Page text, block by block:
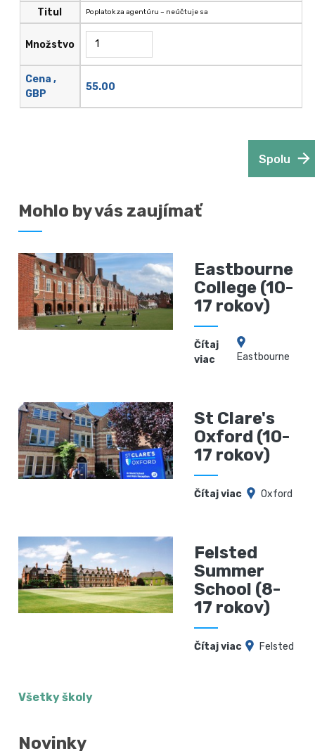
Titul
Množstvo
Cena ,
GBP
Poplatok za agentúru – neúčtuje sa
55.00
Spolu
Mohlo by vás zaujímať
Eastbourne
College (10-
17 rokov)
Čítaj
viac
Eastbourne
St Clare's
Oxford (10-
17 rokov)
Čítaj viac Oxford
Felsted
Summer
School (8-
17 rokov)
Čítaj viac Felsted
Všetky školy
Novinky